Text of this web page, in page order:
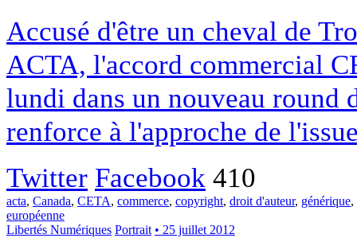
Accusé d'être un cheval de
ACTA, l'accord commercial
lundi dans un nouveau round
renforce à l'approche de
Twitter Facebook 410
acta, Canada, CETA, commerce, copyright, droit d'auteur, générique,
européenne
Libertés Numériques Portrait • 25 juillet 2012